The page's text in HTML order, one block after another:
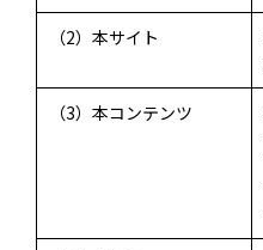
（2）本サイト
（3）本コンテンツ